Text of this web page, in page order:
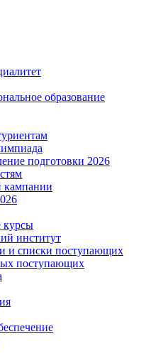
образование
подготовки 2026
кампании
курсы
институт
и списки поступающих
поступающих